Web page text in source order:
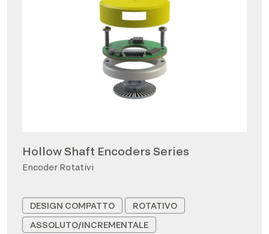
Hollow Shaft Encoders Series
Encoder Rotativi
DESIGN COMPATTO
ROTATIVO
ASSOLUTO/INCREMENTALE